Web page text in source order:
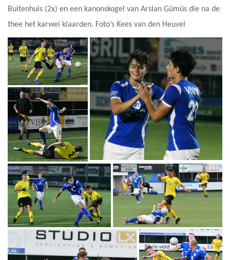
Buitenhuis (2x) en een kanonskogel van Arslan Gümüs die na de
thee het karwei klaarden. Foto’s Kees van den Heuvel